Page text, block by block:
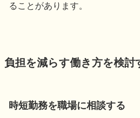
ることがあります。
負担を減らす働き方を検討
時短勤務を職場に相談する